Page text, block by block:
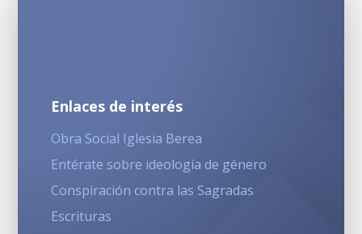
Enlaces de interés
Obra Social Iglesia Berea
Entérate sobre ideología de género
Conspiración contra las Sagradas
Escrituras